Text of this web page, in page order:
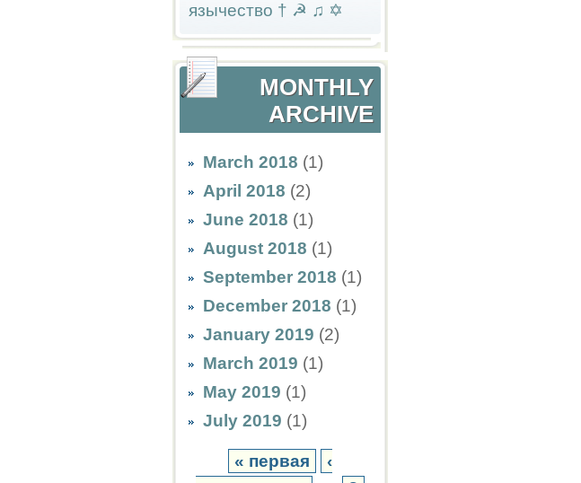
язычество † ☭ ♫ ✡
MONTHLY
ARCHIVE
March 2018 (1)
April 2018 (2)
June 2018 (1)
August 2018 (1)
September 2018 (1)
December 2018 (1)
January 2019 (2)
March 2019 (1)
May 2019 (1)
July 2019 (1)
« первая
‹